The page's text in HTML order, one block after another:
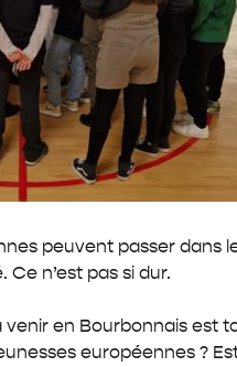
peuvent passer dans
n’est pas si dur.
en Bourbonnais est
européennes ?